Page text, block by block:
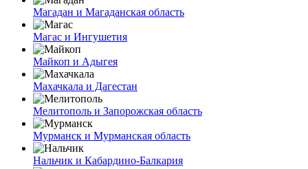
Магадан и Магаданская область
Магас и Ингушетия
Майкоп и Адыгея
Махачкала и Дагестан
Мелитополь и Запорожская область
Мурманск и Мурманская область
Нальчик и Кабардино-Балкария